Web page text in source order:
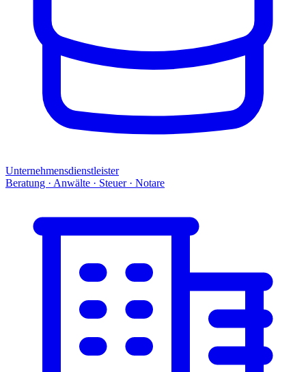
Unternehmensdienstleister
Beratung · Anwälte · Steuer · Notare